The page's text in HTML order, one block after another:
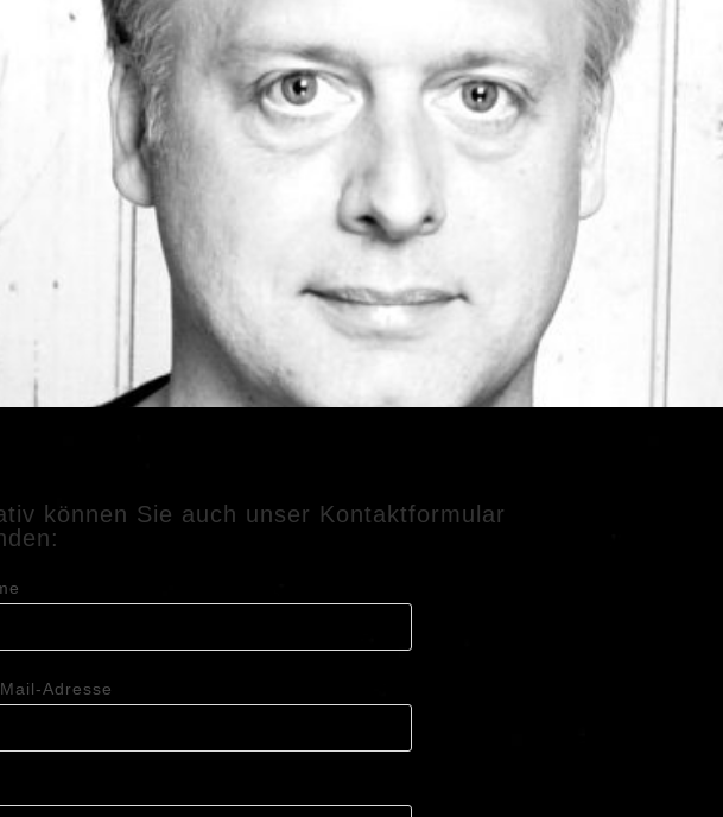
können Sie auch unser Kontaktformular
Adresse